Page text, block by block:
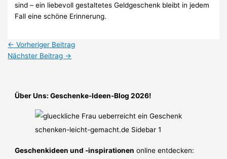
sind – ein liebevoll gestaltetes Geldgeschenk bleibt in jedem
Fall eine schöne Erinnerung.
← Vorheriger Beitrag
Nächster Beitrag →
Über Uns: Geschenke-Ideen-Blog 2026!
Geschenkideen und -inspirationen online entdecken: